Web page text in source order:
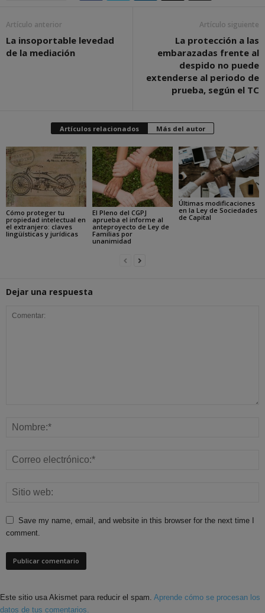
Artículo anterior
La insoportable levedad
de la mediación
Artículo siguiente
La protección a las
embarazadas frente al
despido no puede
extenderse al periodo de
prueba, según el TC
Artículos relacionados Más del autor
Cómo proteger tu
propiedad intelectual en
el extranjero: claves
lingüísticas y jurídicas
El Pleno del CGPJ
aprueba el informe al
anteproyecto de Ley de
Familias por
unanimidad
Últimas modificaciones
en la Ley de Sociedades
de Capital
Dejar una respuesta
Save my name, email, and website in this browser for the next time I
comment.
Este sitio usa Akismet para reducir el spam. Aprende cómo se procesan los
datos de tus comentarios.